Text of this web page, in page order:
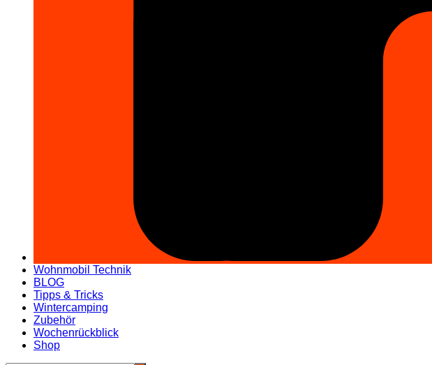
Wohnmobil Technik
BLOG
Tipps & Tricks
Wintercamping
Zubehör
Wochenrückblick
Shop